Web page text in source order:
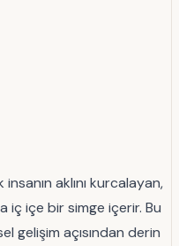
aklını kurcalayan,
iç içe bir simge içerir. Bu
gelişim açısından derin